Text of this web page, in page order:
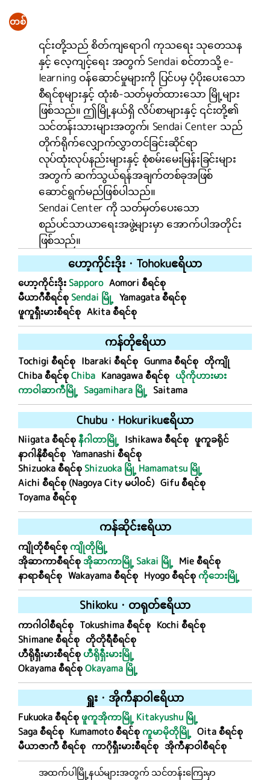
တစ်
၎င်းတို့သည် စိတ်ကျရောဂါ ကုသရေး သုတေသန
နှင့် လေ့ကျင့်ရေး အတွက် Sendai စင်တာသို့ e-
learning ဝန်ဆောင်မှုများကို ပြင်ပမှ ပံ့ပိုးပေးသော
စီရင်စုများနှင့် ထုံးစံ-သတ်မှတ်ထားသော မြို့များ
ဖြစ်သည်။ ဤမြို့နယ်ရှိ လိပ်စာများနှင့် ၎င်းတို့၏
သင်တန်းသားများအတွက်၊ Sendai Center သည်
တိုက်ရိုက်လျှောက်လွှာတင်ခြင်းဆိုင်ရာ
လုပ်ထုံးလုပ်နည်းများနှင့် စုံစမ်းမေးမြန်းခြင်းများ
အတွက် ဆက်သွယ်ရန်အချက်တစ်ခုအဖြစ်
ဆောင်ရွက်မည်ဖြစ်ပါသည်။
Sendai Center ကို သတ်မှတ်ပေးသော
စည်ပင်သာယာရေးအဖွဲ့များမှာ အောက်ပါအတိုင်း
ဖြစ်သည်။
ဟော့ကိုင်းဒိုး ・ Tohokuဧရိယာ
ဟော့ကိုင်းဒိုး Sapporo Aomori စီရင်စု
မီယာဂီစီရင်စု Sendai မြို့
Yamagata စီရင်စု
ဖူကူရှီးမားစီရင်စု Akita စီရင်စု
ကန်တိုဧရိယာ
Tochigi စီရင်စု Ibaraki စီရင်စု Gunma စီရင်စု တိုကျို
Chiba စီရင်စုChiba Kanagawa စီရင်စု ယိုကိုဟားမား
ကာဝါဆာကီမြို့
Sagamihara မြို့ Saitama
Chubu ・ Hokurikuဧရိယာ
Niigata စီရင်စုနီဂါတာမြို့ Ishikawa စီရင်စု ဖူကူခရိုင်
နာဂါနိုစီရင်စု Yamanashi စီရင်စု
Shizuoka စီရင်စု Shizuoka မြို့ Hamamatsu မြို့
Aichi စီရင်စု (Nagoya City မပါဝင်) Gifu စီရင်စု
Toyama စီရင်စု
ကန်ဆိုင်းဧရိယာ
ကျိုတိုစီရင်စုကျိုတိုမြို့
အိုဆာကာစီရင်စုအိုဆာကာမြို့ Sakai မြို့
Mie စီရင်စု
နာရာစီရင်စု Wakayama စီရင်စု Hyogo စီရင်စုကိုဘေးမြို့
Shikoku ・ တရုတ်ဧရိယာ
ကာဂါဝါစီရင်စု Tokushima စီရင်စု Kochi စီရင်စု
Shimane စီရင်စု တိုတိုရီစီရင်စု
ဟီရိုရှီးမားစီရင်စုဟီရိုရှီးမားမြို့
Okayama စီရင်စုOkayama မြို့
ရှူး ・ အိုကီနာဝါဧရိယာ
Fukuoka စီရင်စုဖူကူအိုကာမြို့ Kitakyushu မြို့
Saga စီရင်စု Kumamoto စီရင်စုကူမာမိုတိုမြို့
Oita စီရင်စု
မီယာဇာကီ စီရင်စု ကာဂိုရှီးမားစီရင်စု အိုကီနာဝါစီရင်စု
အထက်ပါမြို့နယ်များအတွက် သင်တန်းကြေးမှာ